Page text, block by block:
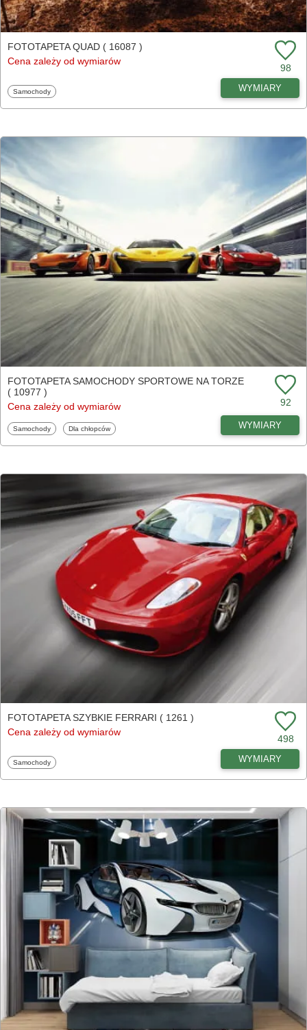
FOTOTAPETA QUAD ( 16087 )
Cena zależy od wymiarów
98
Fototapety
Samochody WYMIARY
FOTOTAPETA SAMOCHODY SPORTOWE NA TORZE
( 10977 )
Cena zależy od wymiarów
92
Fototapety
Samochody Fototapety
Dla chłopców WYMIARY
FOTOTAPETA SZYBKIE FERRARI ( 1261 )
Cena zależy od wymiarów
498
Fototapety
Samochody WYMIARY